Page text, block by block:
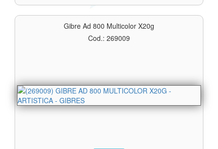
Gibre Ad 800 Multicolor X20g
Cod.: 269009